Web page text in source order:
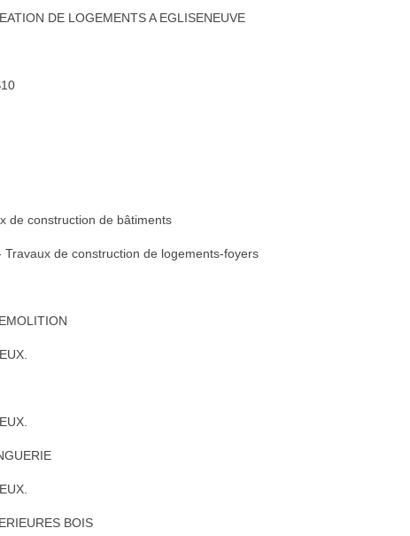
DE LOGEMENTS A EGLISENEUVE
de construction de bâtiments
Travaux de construction de logements-foyers
BOIS